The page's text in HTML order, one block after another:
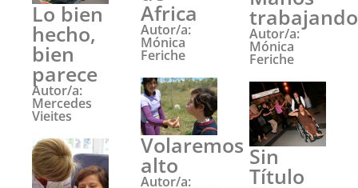
Lo bien
hecho,
bien
parece
Autor/a:
Mercedes
Vieites
Africa
Autor/a:
Mónica
Feriche
Volaremos
alto
Autor/a:
trabajando
Autor/a:
Mónica
Feriche
Sin
Título